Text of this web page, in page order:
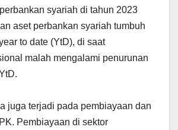
syariah di tahun 2023
aset perbankan syariah tumbuh
to date (YtD), di saat
malah mengalami penurunan
juga terjadi pada pembiayaan dan
Pembiayaan di sektor